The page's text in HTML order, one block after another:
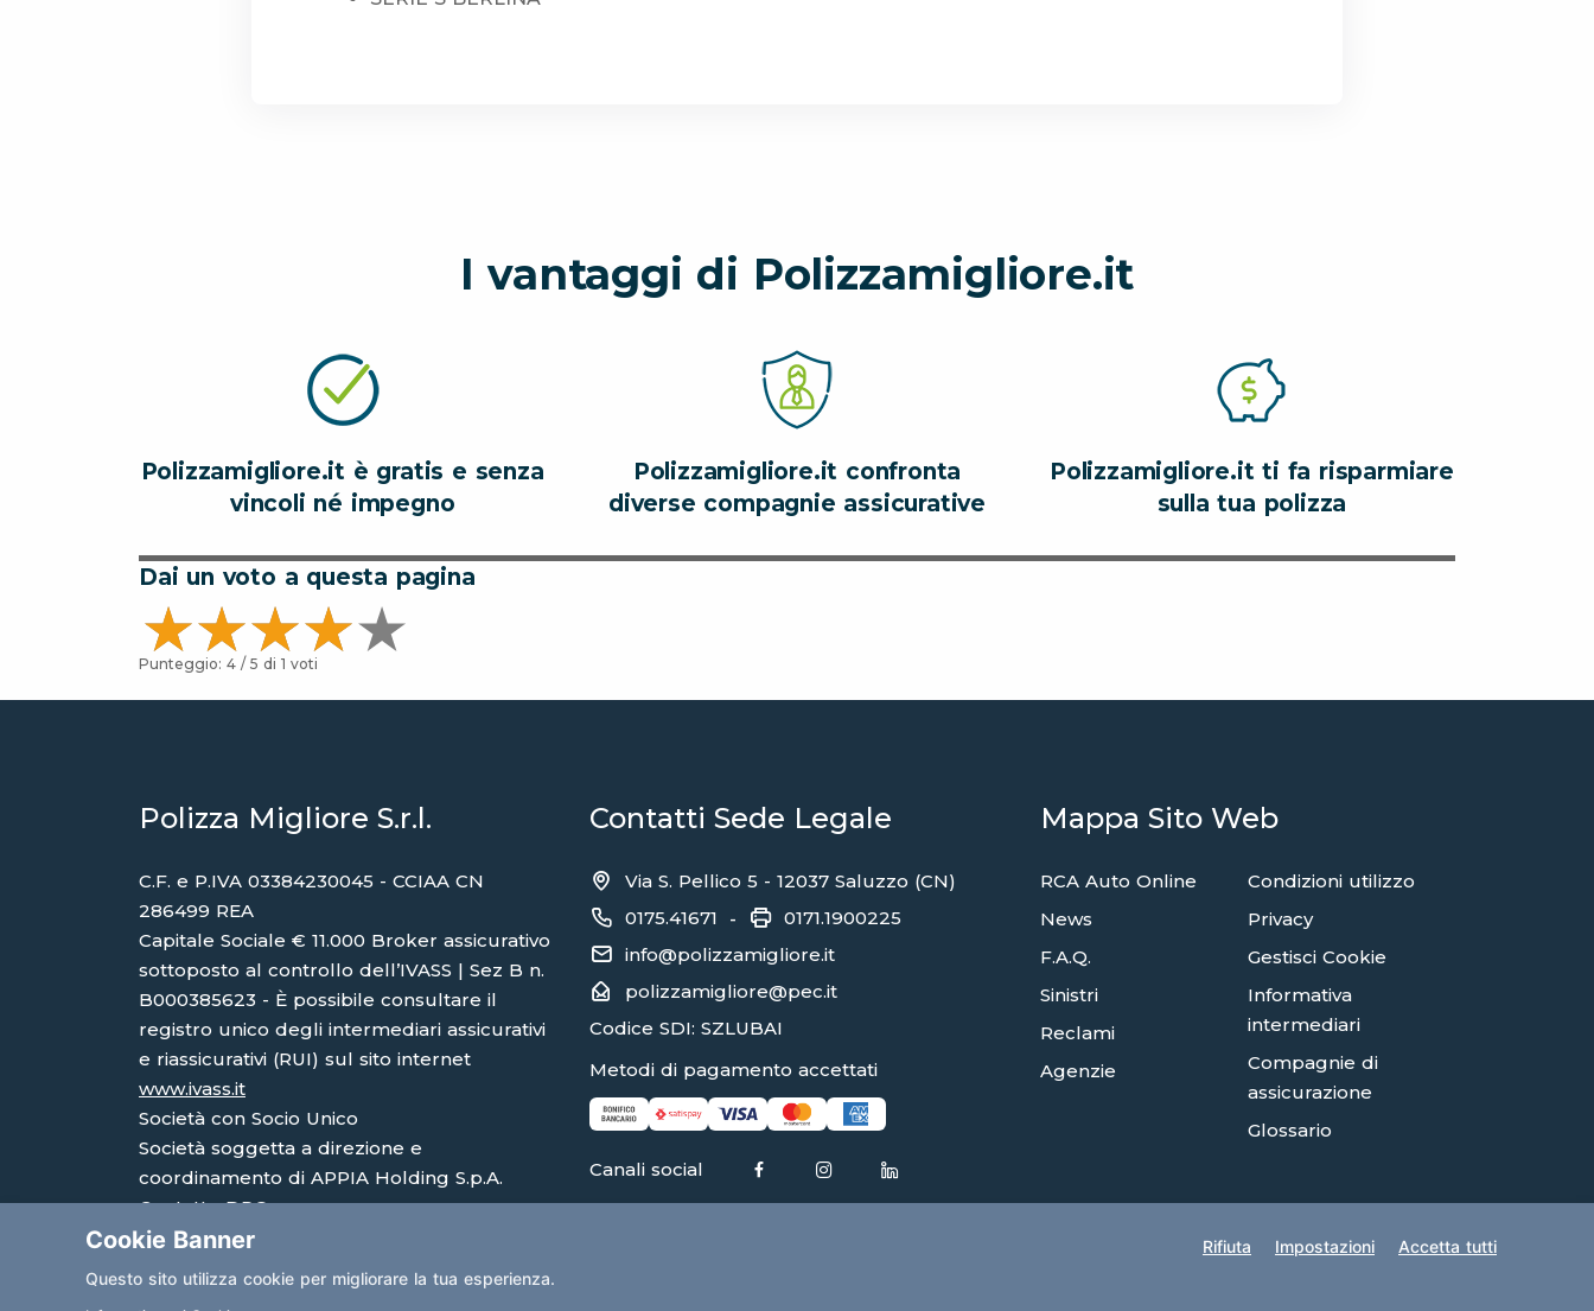
I vantaggi di Polizzamigliore.it
Polizzamigliore.it è gratis e senza
vincoli né impegno
Polizzamigliore.it confronta
diverse compagnie assicurative
Polizzamigliore.it ti fa risparmiare
sulla tua polizza
Dai un voto a questa pagina
Punteggio: 4 / 5 di 1 voti
Polizza Migliore S.r.l.
C.F. e P.IVA 03384230045 - CCIAA CN
286499 REA
Capitale Sociale € 11.000 Broker assicurativo
sottoposto al controllo dell’IVASS | Sez B n.
B000385623 - È possibile consultare il
registro unico degli intermediari assicurativi
e riassicurativi (RUI) sul sito internet
www.ivass.it
Società con Socio Unico
Società soggetta a direzione e
coordinamento di APPIA Holding S.p.A.
Contatto DPO:
avv.eleonoramargaria@gmail.com
Contatti Sede Legale
Via S. Pellico 5 - 12037 Saluzzo (CN)
0175.41671 -
0171.1900225
info@polizzamigliore.it
polizzamigliore@pec.it
Codice SDI: SZLUBAI
Metodi di pagamento accettati
Canali social
Mappa Sito Web
RCA Auto Online
News
F.A.Q.
Sinistri
Reclami
Agenzie
Condizioni utilizzo
Privacy
Gestisci Cookie
Informativa
intermediari
Compagnie di
assicurazione
Glossario
Cookie Banner
Questo sito utilizza cookie per migliorare la tua esperienza.
Rifiuta Impostazioni Accetta tutti